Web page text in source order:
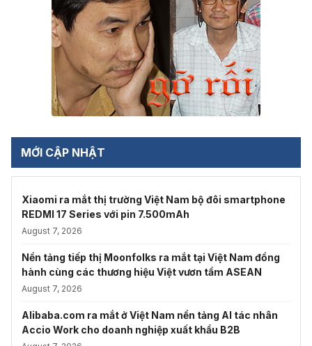
MỚI CẬP NHẬT
Xiaomi ra mắt thị trường Việt Nam bộ đôi smartphone
REDMI 17 Series với pin 7.500mAh
August 7, 2026
Nền tảng tiếp thị Moonfolks ra mắt tại Việt Nam đồng
hành cùng các thương hiệu Việt vươn tầm ASEAN
August 7, 2026
Alibaba.com ra mắt ở Việt Nam nền tảng AI tác nhân
Accio Work cho doanh nghiệp xuất khẩu B2B